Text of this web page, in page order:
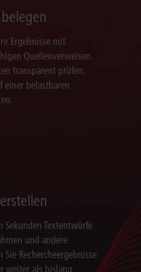
Ergebnisse mit
Quellenverweisen.
transparent prüfen,
einer belastbaren
Textentwürfe
und andere
Rechercheergebnisse
weiter als bislang.